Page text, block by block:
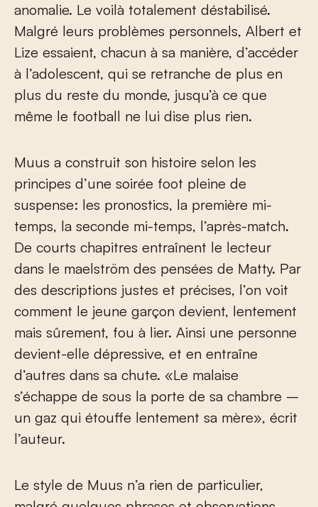
anomalie. Le voilà totalement déstabilisé.
Malgré leurs problèmes personnels, Albert et
Lize essaient, chacun à sa manière, d’accéder
à l’adolescent, qui se retranche de plus en
plus du reste du monde, jusqu’à ce que
même le football ne lui dise plus rien.
Muus a construit son histoire selon les
principes d’une soirée foot pleine de
suspense: les pronostics, la première mi-
temps, la seconde mi-temps, l’après-match.
De courts chapitres entraînent le lecteur
dans le maelström des pensées de Matty. Par
des descriptions justes et précises, l’on voit
comment le jeune garçon devient, lentement
mais sûrement, fou à lier. Ainsi une personne
devient-elle dépressive, et en entraîne
d’autres dans sa chute. «Le malaise
s’échappe de sous la porte de sa chambre –
un gaz qui étouffe lentement sa mère», écrit
l’auteur.
Le style de Muus n’a rien de particulier,